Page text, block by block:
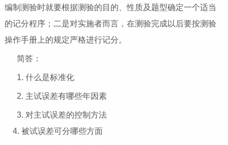
编制测验时就要根据测验的目的、性质及题型确定一个适当
的记分程序；二是对实施者而言，在测验完成以后要按测验
操作手册上的规定严格进行记分。
简答：
1. 什么是标准化
2. 主试误差有哪些年因素
3. 对主试误差的控制方法
4. 被试误差可分哪些方面